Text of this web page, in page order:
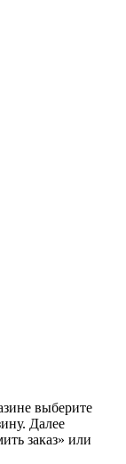
выберите
Далее
заказ» или